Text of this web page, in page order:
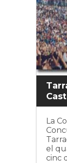
La
el
cinc